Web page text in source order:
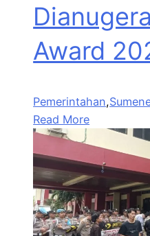
Award
Pemerintahan,
Read More